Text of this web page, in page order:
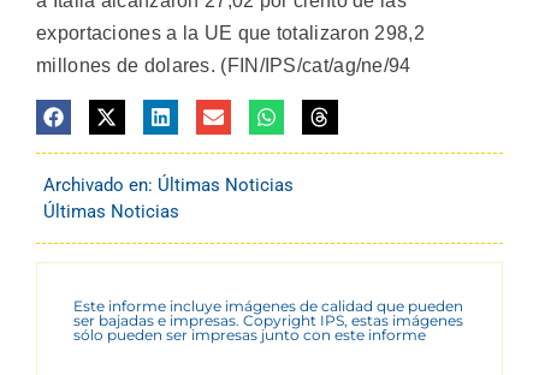
exportaciones a la UE que totalizaron 298,2
millones de dolares. (FIN/IPS/cat/ag/ne/94
Archivado en: Últimas Noticias
Últimas Noticias
Este informe incluye imágenes de calidad que pueden
ser bajadas e impresas. Copyright IPS, estas imágenes
sólo pueden ser impresas junto con este informe